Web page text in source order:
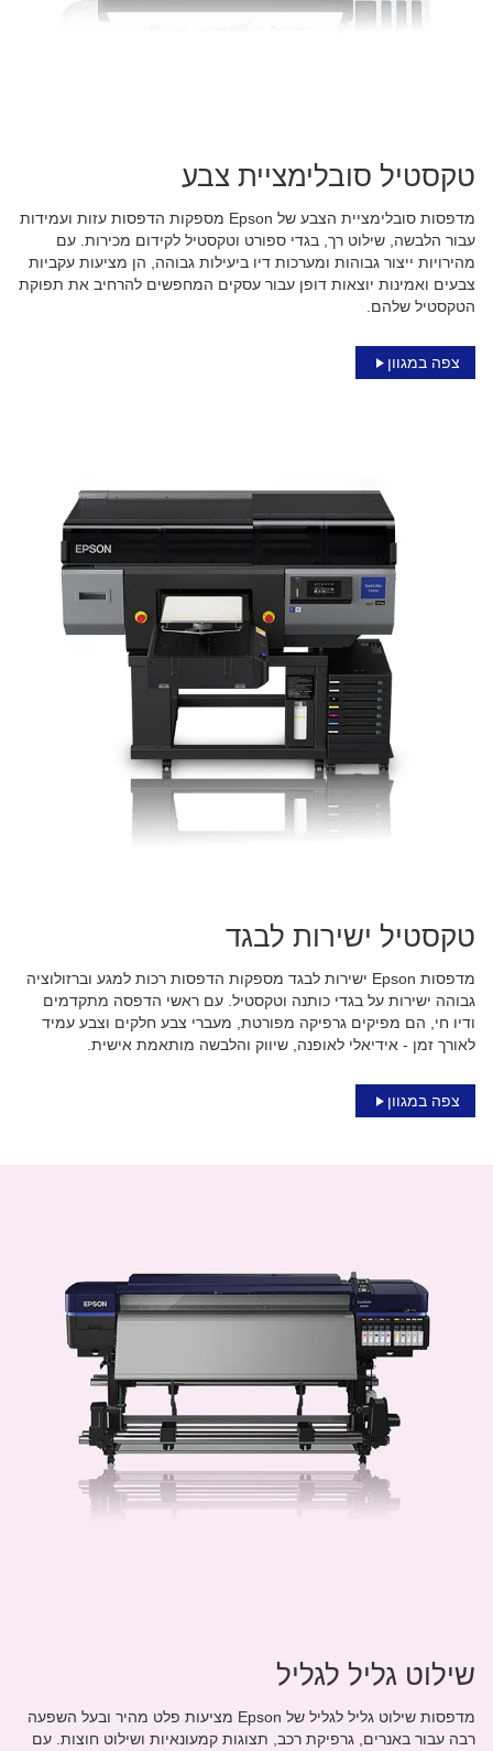
טקסטיל סובלימציית צבע
מדפסות סובלימציית הצבע של Epson מספקות הדפסות עזות ועמידות
עבור הלבשה, שילוט רך, בגדי ספורט וטקסטיל לקידום מכירות. עם
מהירויות ייצור גבוהות ומערכות דיו ביעילות גבוהה, הן מציעות עקביות
צבעים ואמינות יוצאות דופן עבור עסקים המחפשים להרחיב את תפוקת
הטקסטיל שלהם.
צפה במגוון
טקסטיל ישירות לבגד
מדפסות Epson ישירות לבגד מספקות הדפסות רכות למגע וברזולוציה
גבוהה ישירות על בגדי כותנה וטקסטיל. עם ראשי הדפסה מתקדמים
ודיו חי, הם מפיקים גרפיקה מפורטת, מעברי צבע חלקים וצבע עמיד
לאורך זמן - אידיאלי לאופנה, שיווק והלבשה מותאמת אישית.
צפה במגוון
שילוט גליל לגליל
מדפסות שילוט גליל לגליל של Epson מציעות פלט מהיר ובעל השפעה
רבה עבור באנרים, גרפיקת רכב, תצוגות קמעונאיות ושילוט חוצות. עם